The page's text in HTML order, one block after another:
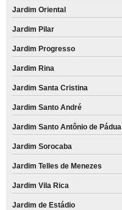
Jardim Oriental
Jardim Pilar
Jardim Progresso
Jardim Rina
Jardim Santa Cristina
Jardim Santo André
Jardim Santo Antônio de Pádua
Jardim Sorocaba
Jardim Telles de Menezes
Jardim Vila Rica
Jardim de Estádio